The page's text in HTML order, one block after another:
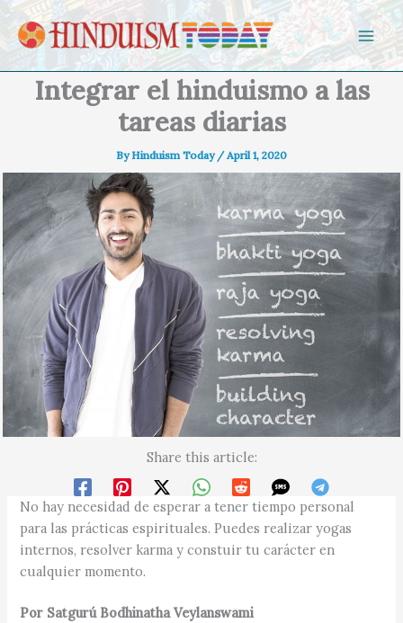
Skip to content
Integrar el hinduismo a las
tareas diarias
ByHinduism Today /April 1, 2020
Share this article:
No hay necesidad de esperar a tener tiempo personal
para las prácticas espirituales. Puedes realizar yogas
internos, resolver karma y constuir tu carácter en
cualquier momento.
Por Satgurú Bodhinatha Veylanswami